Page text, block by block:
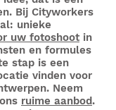
Bij Cityworkers
unieke
uw fotoshootin
en formules
stap is een
vinden voor
Neem
ruime aanbod.